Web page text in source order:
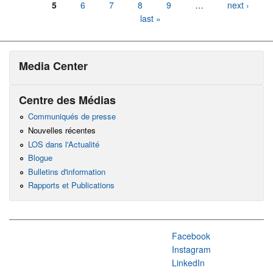
5 6 7 8 9 …
next ›
last »
Media Center
Centre des Médias
Communiqués de presse
Nouvelles récentes
LOS dans l'Actualité
Blogue
Bulletins d'information
Rapports et Publications
Facebook
Instagram
LinkedIn